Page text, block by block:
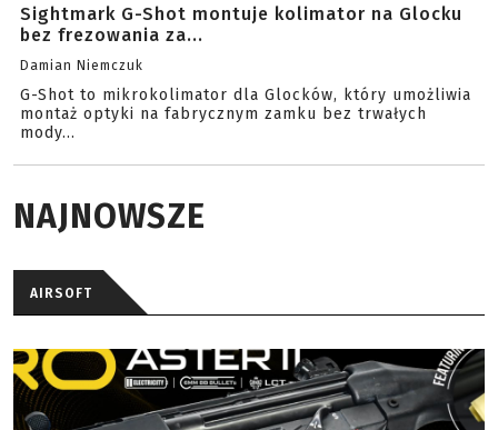
Sightmark G-Shot montuje kolimator na Glocku
bez frezowania za...
Damian Niemczuk
G-Shot to mikrokolimator dla Glocków, który umożliwia
montaż optyki na fabrycznym zamku bez trwałych
mody...
NAJNOWSZE
AIRSOFT